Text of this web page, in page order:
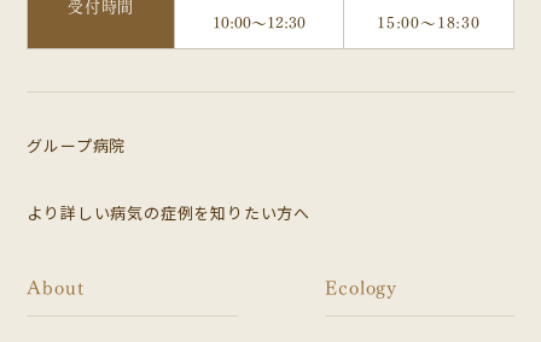
10:00～12:30 15:00～18:30
グループ病院
より詳しい病気の症例を知りたい方へ
About Ecology